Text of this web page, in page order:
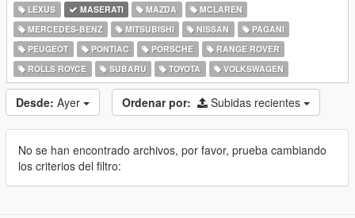
LEXUS
MASERATI MAZDA
MCLAREN
MERCEDES-BENZ
MITSUBISHI NISSAN
PAGANI
PEUGEOT
PONTIAC PORSCHE
RANGE ROVER
ROLLS ROYCE
SUBARU TOYOTA VOLKSWAGEN
Desde: Ayer Ordenar por: Subidas recientes
No se han encontrado archivos, por favor, prueba cambiando
los criterios del filtro: